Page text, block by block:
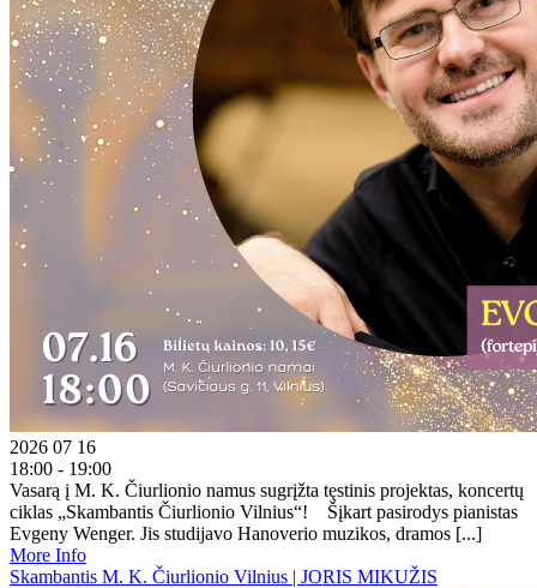
2026 07 16
18:00 - 19:00
Vasarą į M. K. Čiurlionio namus sugrįžta tęstinis projektas, koncertų
ciklas „Skambantis Čiurlionio Vilnius“! Šįkart pasirodys pianistas
Evgeny Wenger. Jis studijavo Hanoverio muzikos, dramos [...]
More Info
Skambantis M. K. Čiurlionio Vilnius | JORIS MIKUŽIS